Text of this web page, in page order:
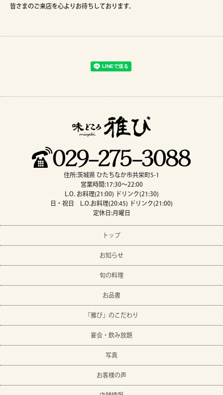
皆さまのご来店を心よりお待ちしております。
住所:茨城県 ひたちなか市共栄町5-1
営業時間:17:30～22:00
L.O. お料理(21:00) ドリンク(21:30)
日・祝日 L.O.お料理(20:45) ドリンク(21:00)
定休日:月曜日
トップ
お知らせ
旬の料理
お品書
「雅び」のこだわり
宴会・飲み放題
写真
お客様の声